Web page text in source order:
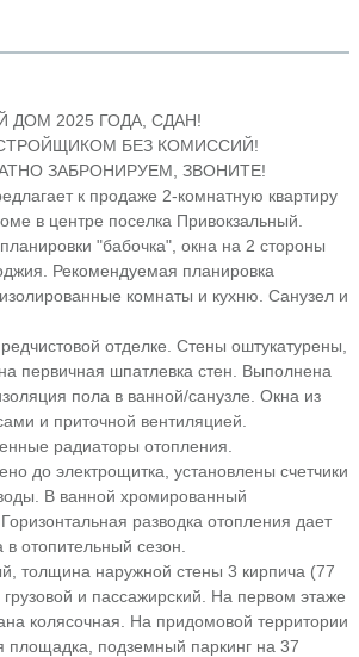
2025 ГОДА, СДАН!
БЕЗ КОМИССИЙ!
ЗАБРОНИРУЕМ, ЗВОНИТЕ!
к продаже 2-комнатную квартиру
в центре поселка Привокзальный.
"бабочка", окна на 2 стороны
Рекомендуемая планировка
комнаты и кухню. Санузел и
отделке. Стены оштукатурены,
первичная шпатлевка стен. Выполнена
пола в ванной/санузле. Окна из
и приточной вентиляцией.
радиаторы отопления.
до электрощитка, установлены счетчики
В ванной хромированный
разводка отопления дает
отопительный сезон.
толщина наружной стены 3 кирпича (77
и пассажирский. На первом этаже
колясочная. На придомовой территории
площадка, подземный паркинг на 37